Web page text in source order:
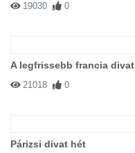
19030 0
A legfrissebb francia divat
21018 0
Párizsi divat hét